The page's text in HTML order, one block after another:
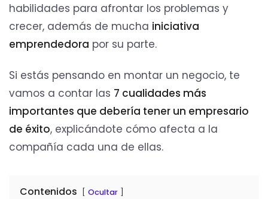
habilidades para afrontar los problemas y
crecer, además de mucha iniciativa
emprendedora por su parte.
Si estás pensando en montar un negocio, te
vamos a contar las 7 cualidades más
importantes que debería tener un empresario
de éxito, explicándote cómo afecta a la
compañía cada una de ellas.
Contenidos Ocultar